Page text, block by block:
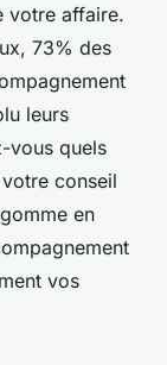
votre affaire.
73% des
leurs
vous quels
conseil
en
vos